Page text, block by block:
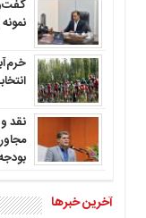
نقد
آخرین خبرها